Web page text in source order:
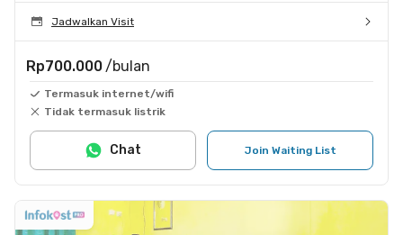
Jadwalkan Visit
Rp700.000 /bulan
Termasuk internet/wifi
Tidak termasuk listrik
Join Waiting List
Chat